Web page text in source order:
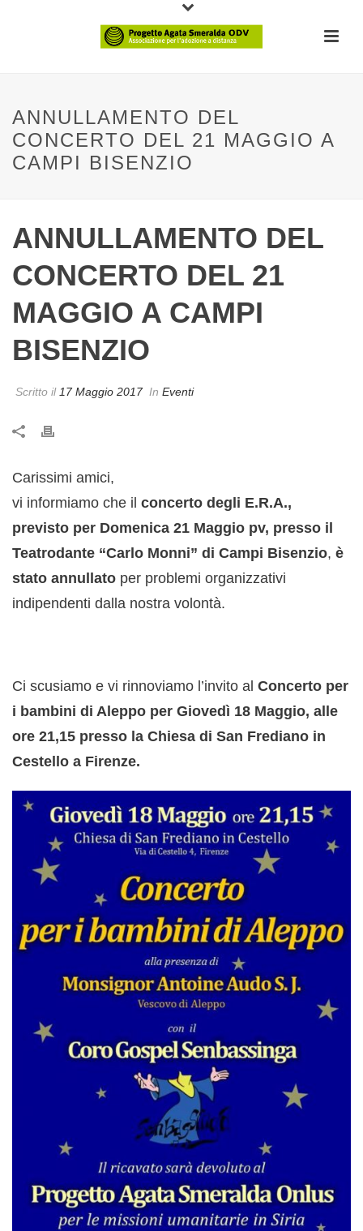
ANNULLAMENTO DEL
CONCERTO DEL 21 MAGGIO A
CAMPI BISENZIO
ANNULLAMENTO DEL
CONCERTO DEL 21
MAGGIO A CAMPI
BISENZIO
Scritto il 17 Maggio 2017 In Eventi
Carissimi amici,
vi informiamo che il concerto degli E.R.A.,
previsto per Domenica 21 Maggio pv, presso il
Teatrodante “Carlo Monni” di Campi Bisenzio, è
stato annullato per problemi organizzativi
indipendenti dalla nostra volontà.
Ci scusiamo e vi rinnoviamo l’invito al Concerto per
i bambini di Aleppo per Giovedì 18 Maggio, alle
ore 21,15 presso la Chiesa di San Frediano in
Cestello a Firenze.